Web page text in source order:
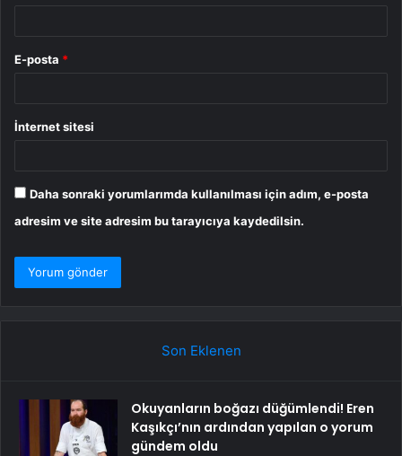
E-posta *
İnternet sitesi
Daha sonraki yorumlarımda kullanılması için adım, e-posta
adresim ve site adresim bu tarayıcıya kaydedilsin.
Son Eklenen
Okuyanların boğazı düğümlendi! Eren
Kaşıkçı’nın ardından yapılan o yorum
gündem oldu